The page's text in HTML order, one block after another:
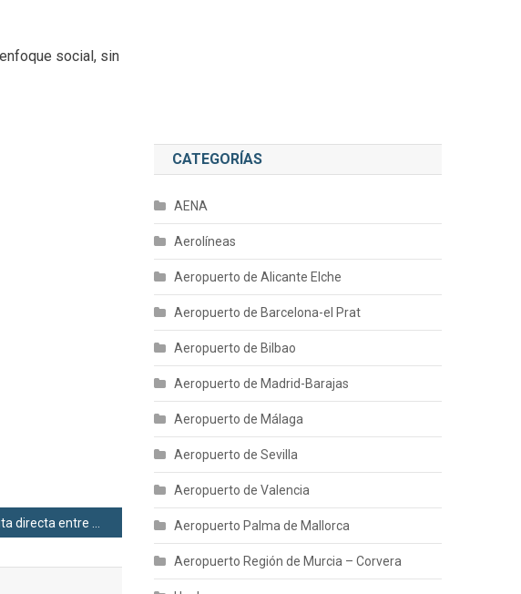
social, sin
CATEGORÍAS
AENA
Aerolíneas
Aeropuerto de Alicante Elche
Aeropuerto de Barcelona-el Prat
Aeropuerto de Bilbao
Aeropuerto de Madrid-Barajas
Aeropuerto de Málaga
Aeropuerto de Sevilla
Aeropuerto de Valencia
Aeropuerto Palma de Mallorca
Aeropuerto Región de Murcia – Corvera